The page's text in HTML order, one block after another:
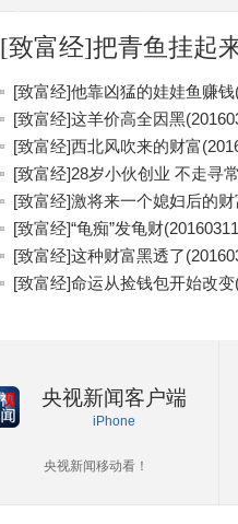
[致富经]把青鱼挂起
[致富经]他靠凶猛的娃娃鱼赚钱
[致富经]这羊价高全因黑
[致富经]西北风吹来的财富
[致富经]28岁小伙创业 不走寻
[致富经]激将来一个媳妇后的
[致富经]“龟痴”发龟财
[致富经]这种财富黑透了
[致富经]命运从捡钱包开始改变
央视新闻客户端
iPhone
央视新闻移动看！